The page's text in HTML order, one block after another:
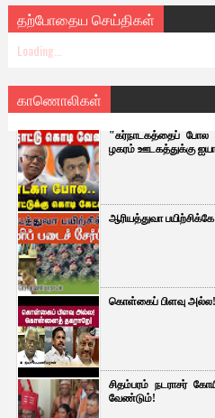
தற்போதைய செய்திகள்
Loading...
காணொலிகள்
"கர்நாடகத்தைப் போல
ழகரம் ஊடகத்துக்கு
ஆரியத்துவா
கொள்கைப் பிளவு
சிதம்பரம் நடராசர்
வேண்டும்!